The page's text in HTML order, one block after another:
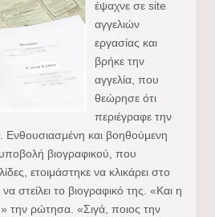
έψαχνε σε site
αγγελιών
εργασίας και
βρήκε την
αγγελία, που
θεώρησε ότι
περιέγραφε την
Ενθουσιασμένη και βοηθούμενη
βιογραφικού, που
ετοιμάστηκε να κλικάρει στο
στείλει το βιογραφικό της. «Και η
την ρώτησα. «Σιγά, ποιος την